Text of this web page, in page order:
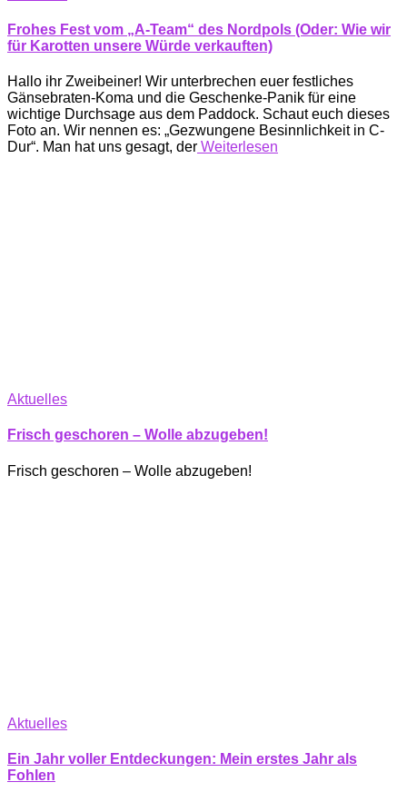
Frohes Fest vom „A-Team“ des Nordpols (Oder: Wie wir
für Karotten unsere Würde verkauften)
Hallo ihr Zweibeiner! Wir unterbrechen euer festliches
Gänsebraten-Koma und die Geschenke-Panik für eine
wichtige Durchsage aus dem Paddock. Schaut euch dieses
Foto an. Wir nennen es: „Gezwungene Besinnlichkeit in C-
Dur“. Man hat uns gesagt, der Weiterlesen
Aktuelles
Frisch geschoren – Wolle abzugeben!
Frisch geschoren – Wolle abzugeben!
Aktuelles
Ein Jahr voller Entdeckungen: Mein erstes Jahr als
Fohlen